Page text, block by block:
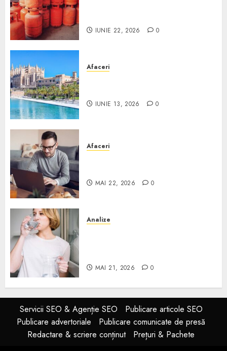
IUNIE 22, 2026 0
Afaceri
IUNIE 13, 2026 0
Afaceri
MAI 22, 2026 0
Analize
MAI 21, 2026 0
Servicii SEO & Agenție SEO
Publicare articole SEO
Publicare advertoriale
Publicare comunicate de presă
Redactare & scriere conținut
Prețuri & Pachete